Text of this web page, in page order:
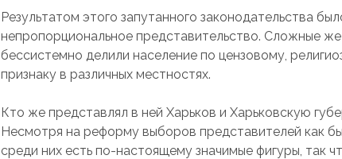
Результатом этого запутанного законодательства
непропорциональное представительство. Сложные
бессистемно делили население по цензовому,
признаку в различных местностях.
Кто же представлял в ней Харьков и Харьковскую
Несмотря на реформу выборов представителей как
среди них есть по-настоящему значимые фигуры, так